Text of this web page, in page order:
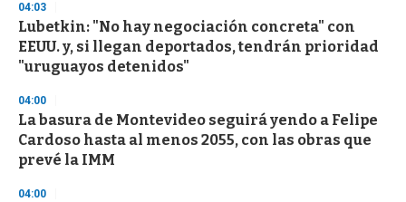
d
s
o
f
3
s
e
c
o
n
d
s
04:03
Lubetkin: "No hay negociación concreta" con
EEUU. y, si llegan deportados, tendrán prioridad
"uruguayos detenidos"
04:00
La basura de Montevideo seguirá yendo a Felipe
Cardoso hasta al menos 2055, con las obras que
prevé la IMM
04:00